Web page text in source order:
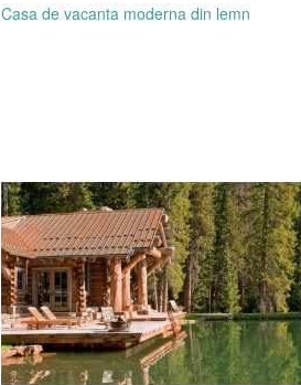
Casa de vacanta moderna din lemn